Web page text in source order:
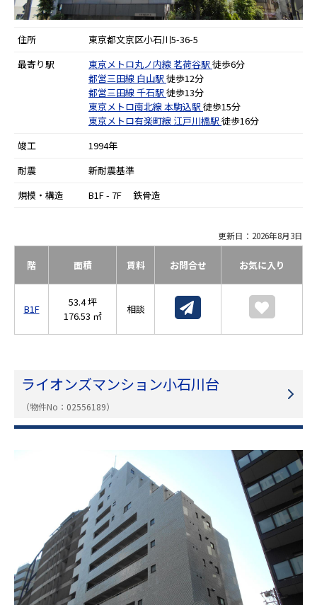
住所
東京都文京区小石川5-36-5
最寄り駅
東京メトロ丸ノ内線 茗荷谷駅 徒歩6分
都営三田線 白山駅 徒歩12分
都営三田線千石駅 徒歩13分
東京メトロ南北線本駒込駅 徒歩15分
東京メトロ有楽町線 江戸川橋駅 徒歩16分
竣工
1994年
耐震
新耐震基準
規模・構造
B1F - 7F 鉄骨造
更新日：2026年8月3日
階 面積 賃料 お問合せ お気に入り
B1F
53.4 坪
176.53 ㎡
相談
ライオンズマンション小石川台
（物件No：02556189）